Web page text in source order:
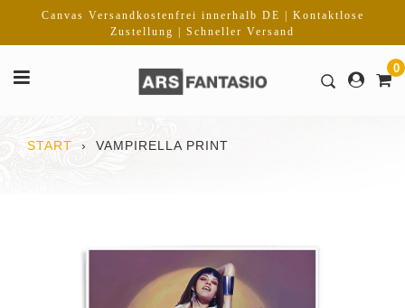
Inhalt
Canvas Versandkostenfrei innerhalb DE | Kontaktlose
Zustellung | Schneller Versand
0
START › VAMPIRELLA PRINT